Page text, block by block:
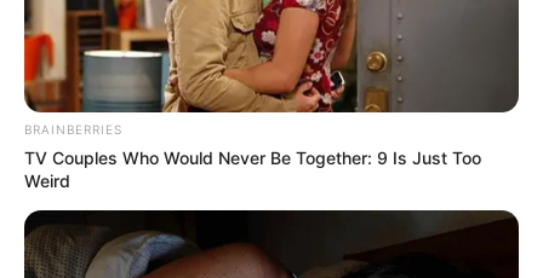
BRAINBERRIES
TV Couples Who Would Never Be Together: 9 Is Just Too
Weird